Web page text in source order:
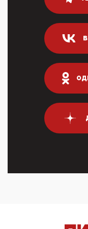
80% сирийцев в
04:47, 10 Апреля 2026
ИНН для
логических
переводах по ...
03:35, 10 Апреля 2026
Суммарное
крупных банках
03:01, 10 Апреля 2026
Террорист и
что союзники
входМошенники